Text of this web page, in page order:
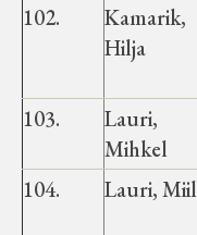
Koduleht on
102.
Kamarik,
Hilja
103.
Lauri,
Mihkel
104.
Lauri,